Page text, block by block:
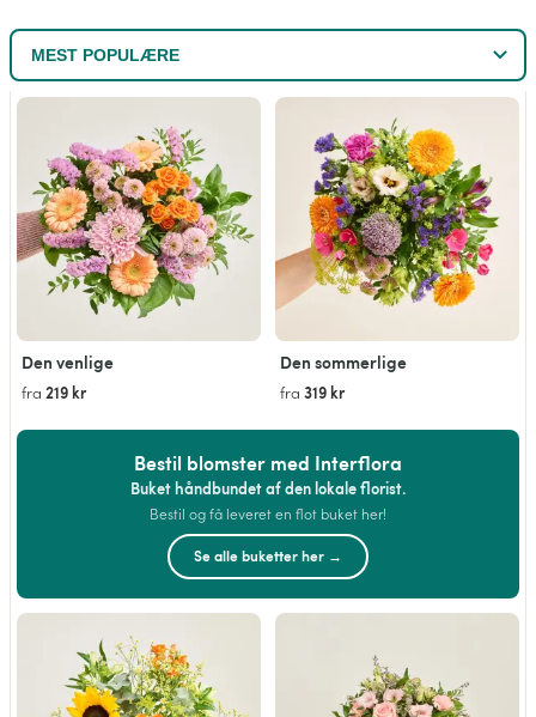
Den venlige
fra 219 kr
Den sommerlige
fra 319 kr
Bestil blomster med Interflora
Buket håndbundet af den lokale florist.
Bestil og få leveret en flot buket her!
Se alle buketter her →